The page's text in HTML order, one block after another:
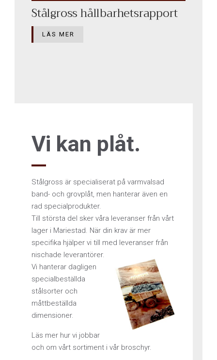
Stålgross hållbarhetsrapport
LÄS MER
Vi kan plåt.
Stålgross är specialiserat på varmvalsad
band- och grovplåt, men hanterar även en
rad specialprodukter.
Till största del sker våra leveranser från vårt
lager i Mariestad. När din krav är mer
specifika hjälper vi till med leveranser från
nischade leverantörer.
Vi hanterar dagligen
specialbeställda
stålsorter och
måttbeställda
dimensioner.
Läs mer hur vi jobbar
och om vårt sortiment i vår broschyr.